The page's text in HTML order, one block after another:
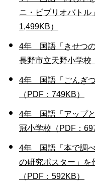
ニ・ビブリオバト
1,499KB）
4年 国語「きせつ
長野市立天野小学校
4年 国語「ごんぎ
（PDF：749KB）
4年 国語「アップ
冠小学校（PDF：
4年 国語「本で調
の研究ポスター」
（PDF：592KB）